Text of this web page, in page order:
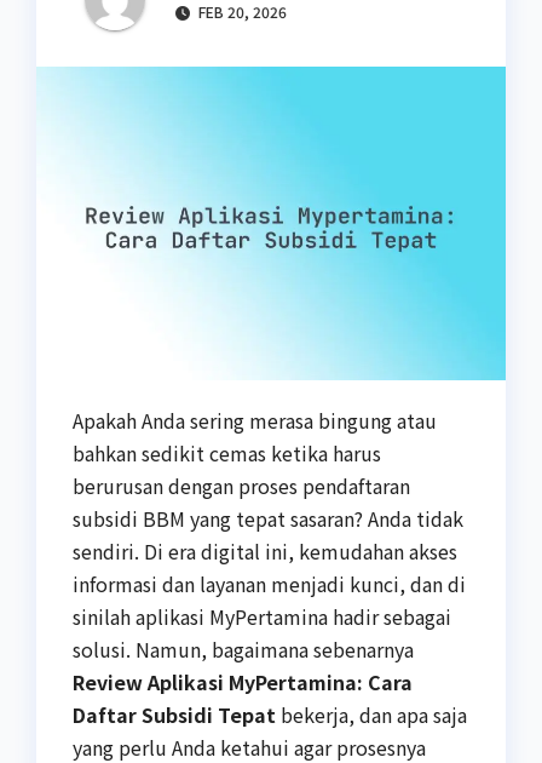
FEB 20, 2026
Apakah Anda sering merasa bingung atau
bahkan sedikit cemas ketika harus
berurusan dengan proses pendaftaran
subsidi BBM yang tepat sasaran? Anda tidak
sendiri. Di era digital ini, kemudahan akses
informasi dan layanan menjadi kunci, dan di
sinilah aplikasi MyPertamina hadir sebagai
solusi. Namun, bagaimana sebenarnya
Review Aplikasi MyPertamina: Cara
Daftar Subsidi Tepat bekerja, dan apa saja
yang perlu Anda ketahui agar prosesnya